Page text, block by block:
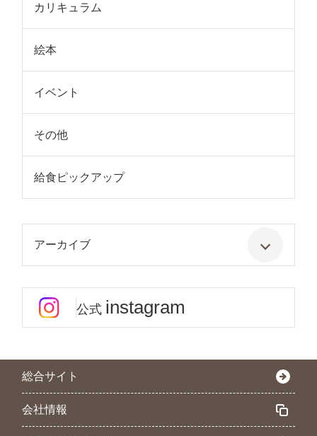
カリキュラム
絵本
イベント
その他
給食ピックアップ
アーカイブ
公式 instagram
総合サイト
会社情報